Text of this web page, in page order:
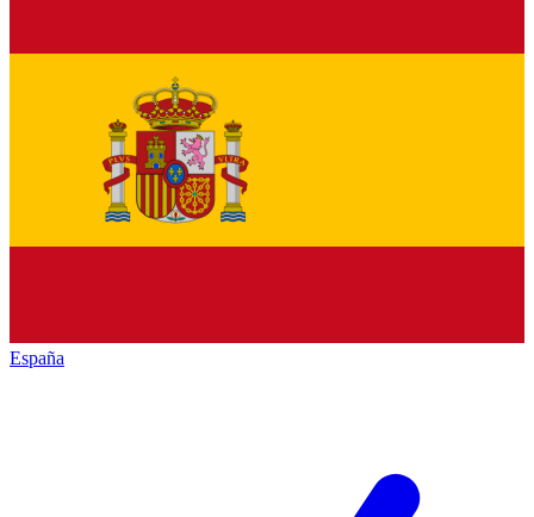
España